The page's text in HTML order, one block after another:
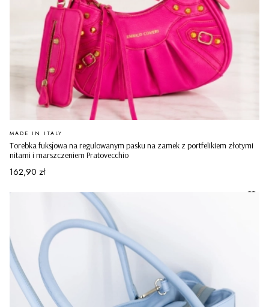
Torebka fuksjowa na regulowanym pasku na zamek z portfelikiem złotymi
nitami i marszczeniem Pratovecchio
PRODUCENT
MADE IN ITALY
Cena
162,90 zł